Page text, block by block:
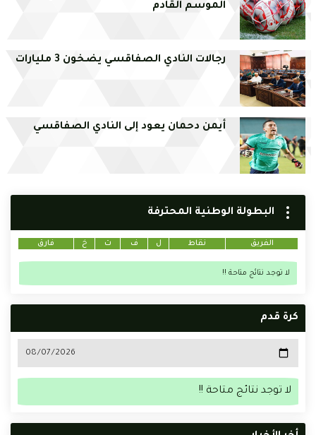
الموسم القادم
رجالات النادي الصفاقسي يضخون 3 مليارات
أيمن دحمان يعود إلى النادي الصفاقسي
البطولة الوطنية المحترفة
الفريق نقاط ل ف ت خ فارق
لا توجد نتائج متاحة !!
كرة قدم
لا توجد نتائج متاحة !!